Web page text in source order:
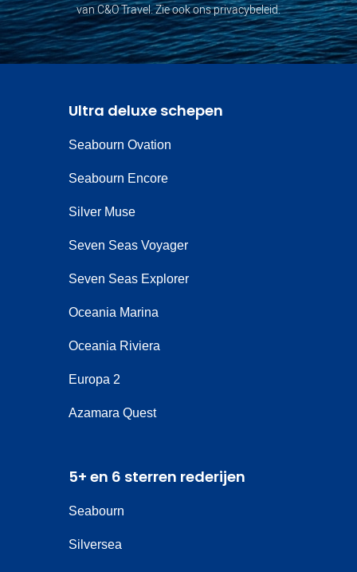
van C&O Travel. Zie ook ons privacybeleid.
Ultra deluxe schepen
Seabourn Ovation
Seabourn Encore
Silver Muse
Seven Seas Voyager
Seven Seas Explorer
Oceania Marina
Oceania Riviera
Europa 2
Azamara Quest
5+ en 6 sterren rederijen
Seabourn
Silversea